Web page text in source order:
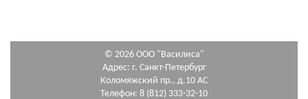
© 2026 ООО "Василиса"
Адрес: г. Санкт-Петербург
Коломяжский пр., д.10 АС
Телефон: 8 (812) 333-32-10